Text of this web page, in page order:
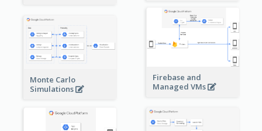
Firebase and
Managed VMs
Monte Carlo
Simulations